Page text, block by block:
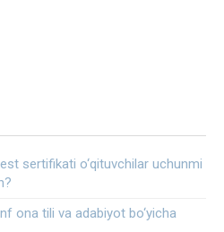
sertifikati o‘qituvchilar uchunmi
ona tili va adabiyot bo‘yicha